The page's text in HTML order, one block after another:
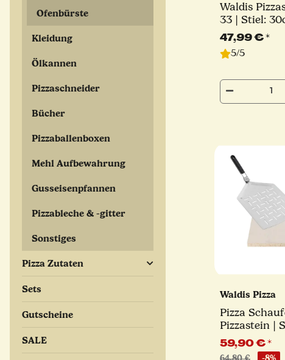
Waldis
33 | Stiel:
Classico
47,99 €*
5/5
Waldis Pizza
Pizza
Pizzastein |
59,90 €*
Ofenbürste
Kleidung
Ölkannen
Pizzaschneider
Bücher
Pizzaballenboxen
Mehl Aufbewahrung
Gusseisenpfannen
Pizzableche & -gitter
Sonstiges
Pizza Zutaten
Sets
Gutscheine
SALE